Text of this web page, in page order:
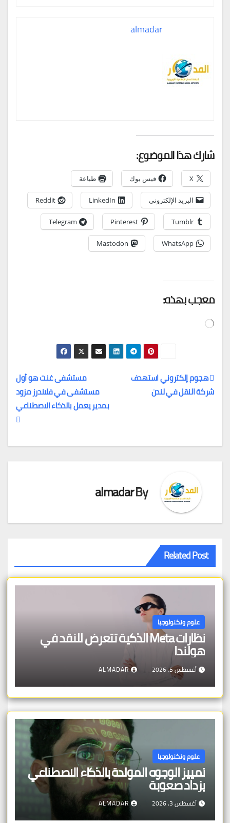
almadar
شارك هذا الموضوع:
X فيس بوك طباعة
البريد الإلكتروني LinkedIn
Reddit
Tumblr
Pinterest
Telegram
WhatsApp
Mastodon
معجب بهذه:
جاري
تصفّح
مستشفى غنت هو أول
مستشفى في فلاندرز مزود
بمدير يعمل بالذكاء الاصطناعي
هجوم إلكتروني استهدف
شركة النقل في لندن
By
almadar
Related Post
علوم وتكنولوجيا
نظارات Meta الذكية تتعرض للنقد في
هولندا
أغسطس 5, 2026 ALMADAR
علوم وتكنولوجيا
تمييز الوجوه المولدة بالذكاء الاصطناعي
يزداد صعوبة
أغسطس 3, 2026 ALMADAR